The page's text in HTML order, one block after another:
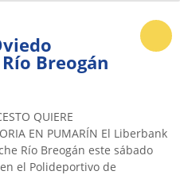
Breogán
QUIERE
EN PUMARÍN El Liberbank
Río Breogán este sábado
el Polideportivo de